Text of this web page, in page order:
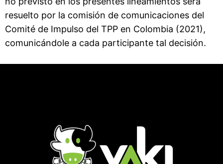
resuelto por la comisión de comunicaciones del
Comité de Impulso del TPP en Colombia (2021),
comunicándole a cada participante tal decisión.